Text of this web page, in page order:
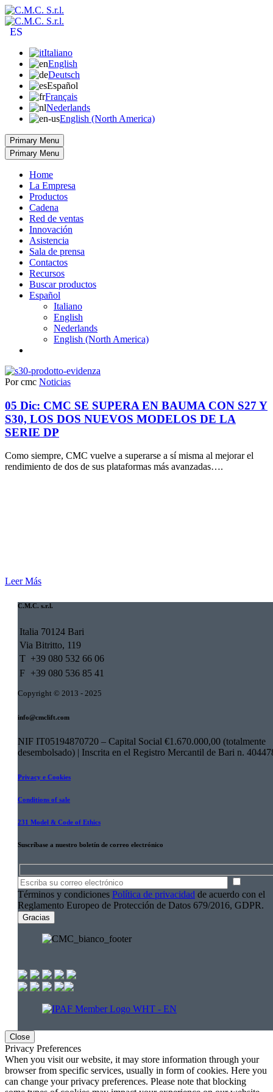
ES
Italiano
English
Deutsch
Español
Français
Nederlands
English (North America)
Primary Menu
Primary Menu
Home
La Empresa
Productos
Cadena
Red de ventas
Innovación
Asistencia
Sala de prensa
Contactos
Recursos
Buscar productos
Español
Italiano
English
Nederlands
English (North America)
Por cmc Noticias
05 Dic: CMC SE SUPERA EN BAUMA CON S27 Y
S30, LOS DOS NUEVOS MODELOS DE LA
SERIE DP
Como siempre, CMC vuelve a superarse a sí misma al mejorar el
rendimiento de dos de sus plataformas más avanzadas….
Leer Más
C.M.C. s.r.l.
Italia 70124 Bari
Via Bitritto, 119
T +39 080 532 66 06
F +39 080 536 85 41
Copyright © 2013 - 2025
info@cmclift.com
NIF IT05194870720 – Capital Social €1.670.000,00 (totalmente
desembolsado) | Inscrita en el Registro Mercantil de Bari n.
Privacy e Cookies
Conditions of sale
231 Model & Code of Ethics
Suscríbase a nuestro boletín de correo electrónico
Hidden
fields
Términos y condiciones Política de privacidad de acuerdo con el
Reglamento Europeo de Protección de Datos 679/2016, GDPR.
Close
Privacy Preferences
When you visit our website, it may store information through your
browser from specific services, usually in form of cookies. Here you
can change your privacy preferences. Please note that blocking